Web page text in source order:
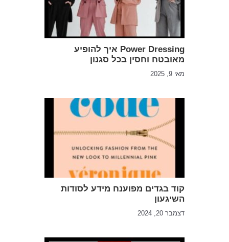
Power Dressing איך להופיע
מאובטח וחסין בכל סגנון
מאי 9, 2025
קוד בגדים מפוענח מידע לסודות
השיגעון
דצמבר 20, 2024